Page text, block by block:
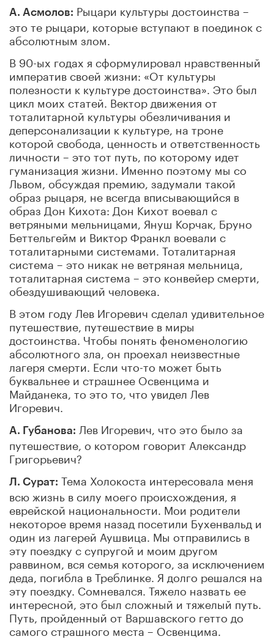
А. Асмолов: Рыцари культуры достоинства –
это те рыцари, которые вступают в поединок с
абсолютным злом.
В 90-ых годах я сформулировал нравственный
императив своей жизни: «От культуры
полезности к культуре достоинства». Это был
цикл моих статей. Вектор движения от
тоталитарной культуры обезличивания и
деперсонализации к культуре, на троне
которой свобода, ценность и ответственность
личности – это тот путь, по которому идет
гуманизация жизни. Именно поэтому мы со
Львом, обсуждая премию, задумали такой
образ рыцаря, не всегда вписывающийся в
образ Дон Кихота: Дон Кихот воевал с
ветряными мельницами, Януш Корчак, Бруно
Беттельгейм и Виктор Франкл воевали с
тоталитарными системами. Тоталитарная
система – это никак не ветряная мельница,
тоталитарная система – это конвейер смерти,
обездушивающий человека.
В этом году Лев Игоревич сделал удивительное
путешествие, путешествие в миры
достоинства. Чтобы понять феноменологию
абсолютного зла, он проехал неизвестные
лагеря смерти. Если что-то может быть
буквальнее и страшнее Освенцима и
Майданека, то это то, что увидел Лев
Игоревич.
А. Губанова: Лев Игоревич, что это было за
путешествие, о котором говорит Александр
Григорьевич?
Л. Сурат: Тема Холокоста интересовала меня
всю жизнь в силу моего происхождения, я
еврейской национальности. Мои родители
некоторое время назад посетили Бухенвальд и
один из лагерей Аушвица. Мы отправились в
эту поездку с супругой и моим другом
раввином, вся семья которого, за исключением
деда, погибла в Треблинке. Я долго решался на
эту поездку. Сомневался. Тяжело назвать ее
интересной, это был сложный и тяжелый путь.
Путь, пройденный от Варшавского гетто до
самого страшного места – Освенцима.